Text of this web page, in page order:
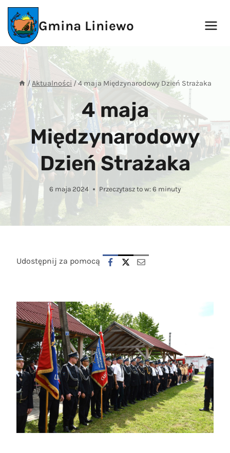
Przejdź
treści
Gmina Liniewo
/Aktualności /4 maja Międzynarodowy Dzień Strażaka
4 maja
Międzynarodowy
Dzień Strażaka
6 maja 2024 Przeczytasz to w: 6 minuty
Udostępnij za pomocą